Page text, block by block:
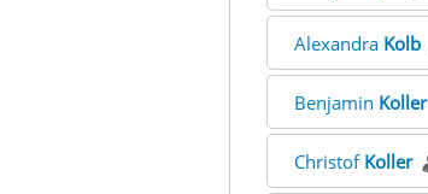
Alexandra Kolb
Benjamin Koller
Christof Koller